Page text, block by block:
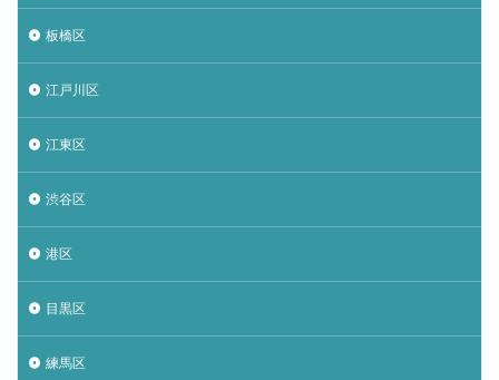
板橋区
江戸川区
江東区
渋谷区
港区
目黒区
練馬区